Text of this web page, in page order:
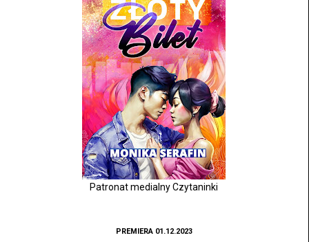
Patronat medialny Czytaninki
PREMIERA 01.12.2023